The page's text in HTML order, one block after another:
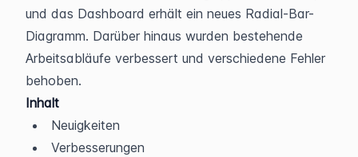
und das Dashboard erhält ein neues Radial-Bar-
Diagramm. Darüber hinaus wurden bestehende
Arbeitsabläufe verbessert und verschiedene Fehler
behoben.
Inhalt
Neuigkeiten
Verbesserungen